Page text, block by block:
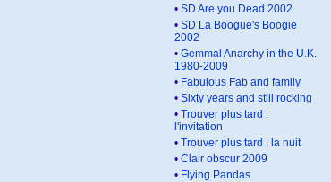
• SD Are you Dead 2002
• SD La Boogue's Boogie
2002
• Gemmal Anarchy in the U.K.
1980-2009
• Fabulous Fab and family
• Sixty years and still rocking
• Trouver plus tard :
l'invitation
• Trouver plus tard : la nuit
• Clair obscur 2009
• Flying Pandas